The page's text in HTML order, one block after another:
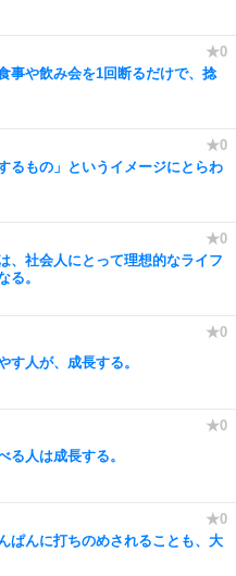
事や飲み会を1回断るだけで、捻
るもの」というイメージにとらわ
、社会人にとって理想的なライフ
る。
す人が、成長する。
る人は成長する。
ぱんに打ちのめされることも、大